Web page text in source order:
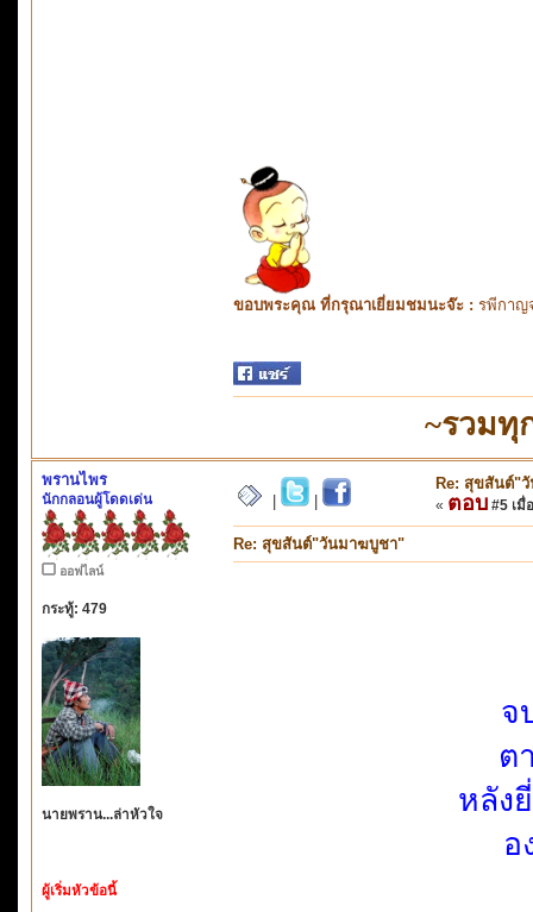
ขอบพระคุณ ที่กรุณาเยี่ยมชมนะจ๊ะ : รพีกาญ
~รวมทุ
พรานไพร
นักกลอนผู้โดดเด่น
ออฟไลน์
กระทู้: 479
นายพราน...ล่าหัวใจ
ผู้เริ่มหัวข้อนี้
Re: สุขสันต์"
« ตอบ #5 เมื่
Re: สุขสันต์"วันมาฆบูชา"
จ
ต
หลัง
อ